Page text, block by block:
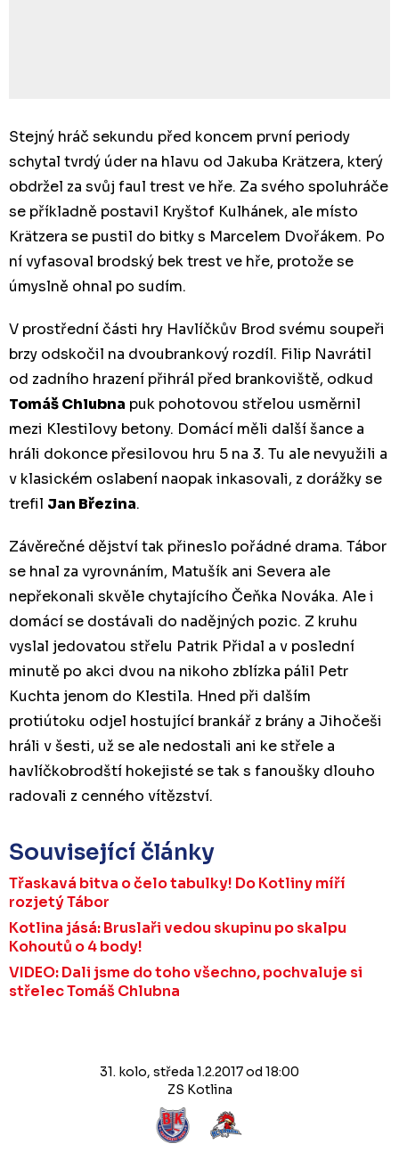
Stejný hráč sekundu před koncem první periody
schytal tvrdý úder na hlavu od Jakuba Krätzera, který
obdržel za svůj faul trest ve hře. Za svého spoluhráče
se příkladně postavil Kryštof Kulhánek, ale místo
Krätzera se pustil do bitky s Marcelem Dvořákem. Po
ní vyfasoval brodský bek trest ve hře, protože se
úmyslně ohnal po sudím.
V prostřední části hry Havlíčkův Brod svému soupeři
brzy odskočil na dvoubrankový rozdíl. Filip Navrátil
od zadního hrazení přihrál před brankoviště, odkud
Tomáš Chlubna puk pohotovou střelou usměrnil
mezi Klestilovy betony. Domácí měli další šance a
hráli dokonce přesilovou hru 5 na 3. Tu ale nevyužili a
v klasickém oslabení naopak inkasovali, z dorážky se
trefil Jan Březina.
Závěrečné dějství tak přineslo pořádné drama. Tábor
se hnal za vyrovnáním, Matušík ani Severa ale
nepřekonali skvěle chytajícího Čeňka Nováka. Ale i
domácí se dostávali do nadějných pozic. Z kruhu
vyslal jedovatou střelu Patrik Přidal a v poslední
minutě po akci dvou na nikoho zblízka pálil Petr
Kuchta jenom do Klestila. Hned při dalším
protiútoku odjel hostující brankář z brány a Jihočeši
hráli v šesti, už se ale nedostali ani ke střele a
havlíčkobrodští hokejisté se tak s fanoušky dlouho
radovali z cenného vítězství.
Související články
Třaskavá bitva o čelo tabulky! Do Kotliny míří
rozjetý Tábor
Kotlina jásá: Bruslaři vedou skupinu po skalpu
Kohoutů o 4 body!
VIDEO: Dali jsme do toho všechno, pochvaluje si
střelec Tomáš Chlubna
31. kolo, středa 1.2.2017 od 18:00
ZS Kotlina